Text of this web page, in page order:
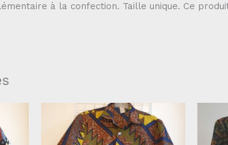
à la confection. Taille unique. Ce